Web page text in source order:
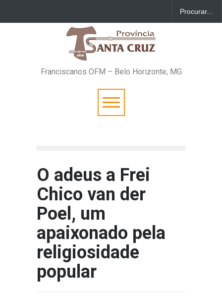
Franciscanos OFM – Belo Horizonte, MG
O adeus a Frei
Chico van der
Poel, um
apaixonado pela
religiosidade
popular